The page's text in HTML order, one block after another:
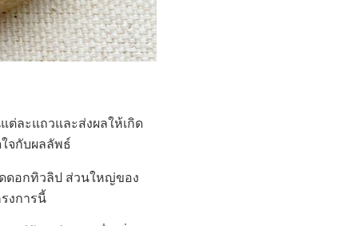
ต่ละแถวและส่งผลให้เกิด
จกับผลลัพธ์
ดอกทิวลิป ส่วนใหญ่ของ
งการนี้